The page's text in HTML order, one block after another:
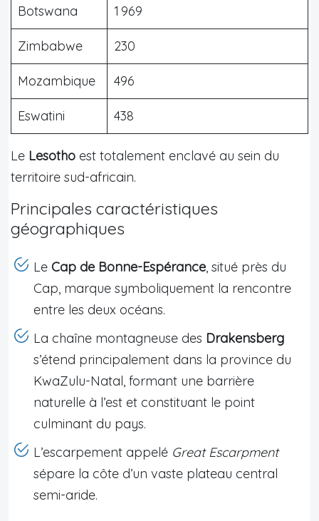
Botswana 1 969
Zimbabwe 230
Mozambique 496
Eswatini 438
Le Lesotho est totalement enclavé au sein du
territoire sud-africain.
Principales caractéristiques
géographiques
Le Cap de Bonne-Espérance, situé près du
Cap, marque symboliquement la rencontre
entre les deux océans.
La chaîne montagneuse des Drakensberg
s’étend principalement dans la province du
KwaZulu-Natal, formant une barrière
naturelle à l’est et constituant le point
culminant du pays.
L’escarpement appelé Great Escarpment
sépare la côte d’un vaste plateau central
semi-aride.